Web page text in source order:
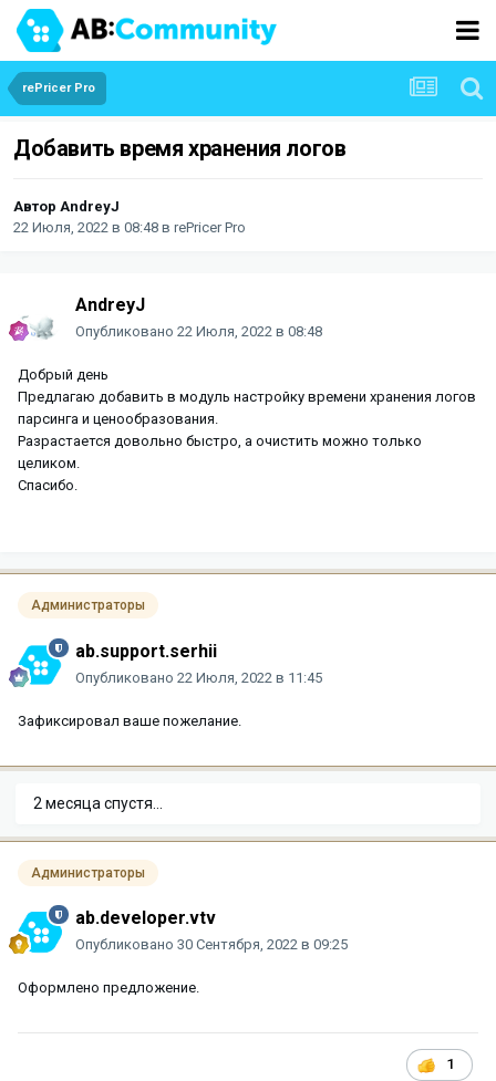
rePricer Pro
Добавить время хранения логов
Автор AndreyJ
22 Июля, 2022 в 08:48 в rePricer Pro
AndreyJ
Опубликовано 22 Июля, 2022 в 08:48
Добрый день
Предлагаю добавить в модуль настройку времени хранения логов
парсинга и ценообразования.
Разрастается довольно быстро, а очистить можно только
целиком.
Спасибо.
Администраторы
ab.support.serhii
Опубликовано 22 Июля, 2022 в 11:45
Зафиксировал ваше пожелание.
2 месяца спустя...
Администраторы
ab.developer.vtv
Опубликовано 30 Сентября, 2022 в 09:25
Оформлено предложение.
1